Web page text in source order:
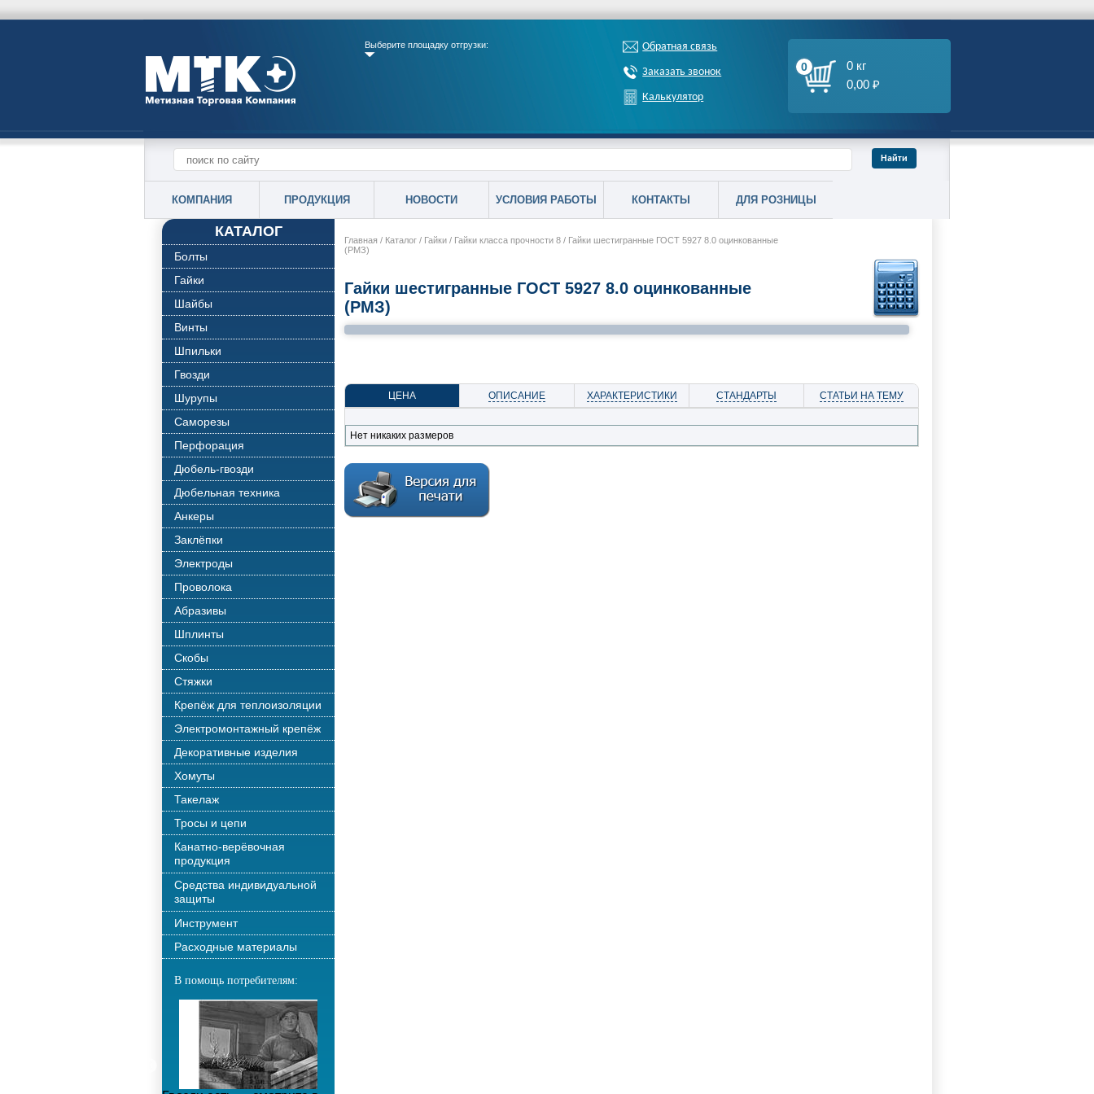
Выберите площадку отгрузки: Обратная связь
Заказать звонок
Калькулятор
0
0 кг
0,00 ₽
КОМПАНИЯ ПРОДУКЦИЯ НОВОСТИ УСЛОВИЯ РАБОТЫ КОНТАКТЫ ДЛЯ РОЗНИЦЫ
КАТАЛОГ
Болты
Гайки
Шайбы
Винты
Шпильки
Гвозди
Шурупы
Саморезы
Перфорация
Дюбель-гвозди
Дюбельная техника
Анкеры
Заклёпки
Электроды
Проволока
Абразивы
Шплинты
Скобы
Стяжки
Крепёж для теплоизоляции
Электромонтажный крепёж
Декоративные изделия
Хомуты
Такелаж
Тросы и цепи
Канатно-верёвочная
продукция
Средства индивидуальной
защиты
Инструмент
Расходные материалы
В помощь потребителям:
Главная / Каталог / Гайки / Гайки класса прочности 8 / Гайки шестигранные ГОСТ 5927 8.0 оцинкованные
(РМЗ)
Гайки шестигранные ГОСТ 5927 8.0 оцинкованные
(РМЗ)
ЦЕНА ОПИСАНИЕ ХАРАКТЕРИСТИКИ СТАНДАРТЫ СТАТЬИ НА ТЕМУ
Нет никаких размеров